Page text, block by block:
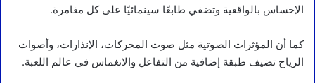
الإحساس بالواقعية وتضفي طابعًا سينمائيًا على كل مغامرة.
كما أن المؤثرات الصوتية مثل صوت المحركات، الإنذارات، وأصوات
الرياح تضيف طبقة إضافية من التفاعل والانغماس في عالم اللعبة.